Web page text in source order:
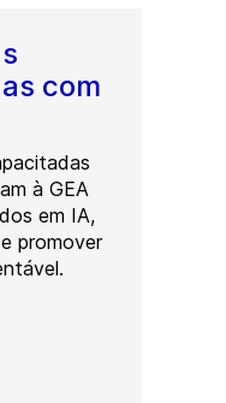
com
à GEA
em IA,
promover